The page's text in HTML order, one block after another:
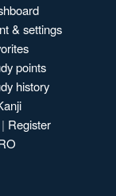
& settings
points
history
| Register